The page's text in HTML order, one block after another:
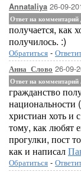
Annataliya 26-09-
Ответ на
получается, как
получилось. :)
Обратиться -
Анна_Слово 26-09-
Ответ на
гражданство
национальности
христиан хоть и
тому, как любят
прогулки, пост
как и написал
Обратиться -